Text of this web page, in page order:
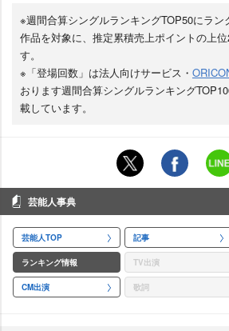
※週間合算シングルランキングTOP50にラン
作品を対象に、推定累積売上ポイントの上
す。
※「登場回数」は法人向けサービス・
おります週間合算シングルランキング
載しています。
芸能人事典
芸能人TOP 記事
ランキング情報 TV出演
CM出演 歌詞